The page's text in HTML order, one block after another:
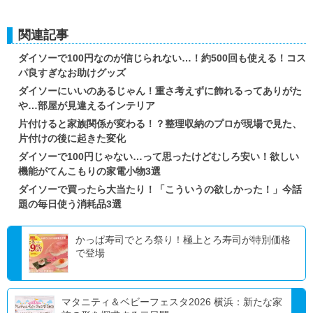
関連記事
ダイソーで100円なのが信じられない…！約500回も使える！コス
パ良すぎなお助けグッズ
ダイソーにいいのあるじゃん！重さ考えずに飾れるってありがた
や…部屋が見違えるインテリア
片付けると家族関係が変わる！？整理収納のプロが現場で見た、
片付けの後に起きた変化
ダイソーで100円じゃない…って思ったけどむしろ安い！欲しい
機能がてんこもりの家電小物3選
ダイソーで買ったら大当たり！「こういうの欲しかった！」今話
題の毎日使う消耗品3選
かっぱ寿司でとろ祭り！極上とろ寿司が特別価格
で登場
マタニティ＆ベビーフェスタ2026 横浜：新たな家